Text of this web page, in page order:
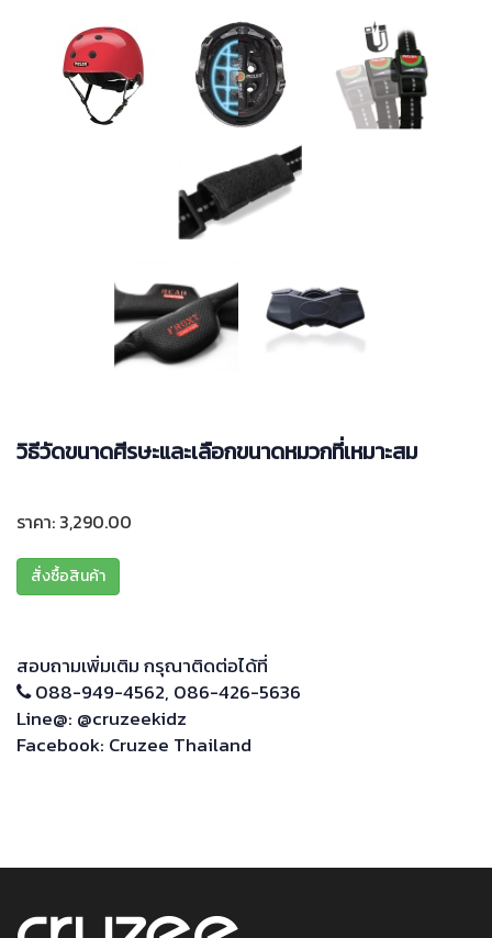
วิธีวัดขนาดศีรษะและเลือกขนาดหมวกที่เหมาะสม
ราคา: 3,290.00
สั่งซื้อสินค้า
สอบถามเพิ่มเติม กรุณาติดต่อได้ที่
088-949-4562, 086-426-5636
Line@: @cruzeekidz
Facebook: Cruzee Thailand